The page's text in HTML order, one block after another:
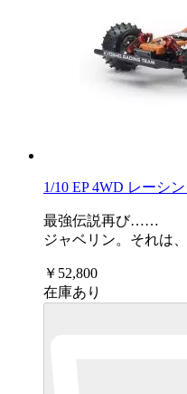
1/10 EP 4WD レーシ
最強伝説再び……
ジャベリン。それは
￥52,800
在庫あり